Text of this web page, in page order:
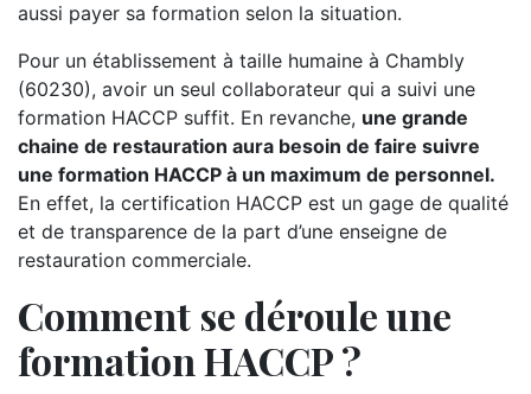
aussi payer sa formation selon la situation.
Pour un établissement à taille humaine à Chambly
(60230), avoir un seul collaborateur qui a suivi une
formation HACCP suffit. En revanche, une grande
chaine de restauration aura besoin de faire suivre
une formation HACCP à un maximum de personnel.
En effet, la certification HACCP est un gage de qualité
et de transparence de la part d’une enseigne de
restauration commerciale.
Comment se déroule une
formation HACCP ?